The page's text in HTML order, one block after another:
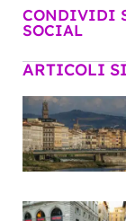
CONDIVIDI
SOCIAL
ARTICOLI